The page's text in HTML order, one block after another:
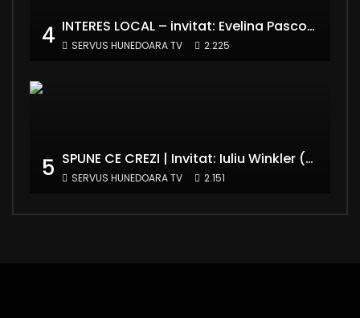
4 INTERES LOCAL – invitat: Evelina Pasconi – Vicepreședinte Asociația Casa Divină
SERVUS HUNEDOARA TV 2.225
5 SPUNE CE CREZI | Invitat: Iuliu Winkler (europarlamentar UDMR – Grupul PPE)
SERVUS HUNEDOARA TV 2.151